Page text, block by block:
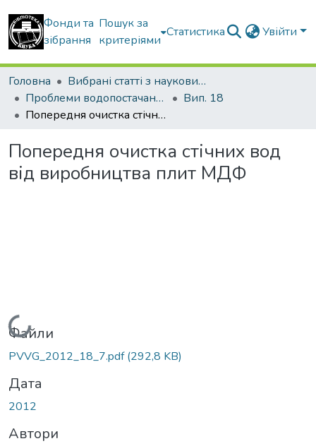
Фонди та
зібрання
Пошук за
критеріями
Статистика Увійти
Головна
Вибрані статті з наукових збірників КНУБА
Проблеми водопостачання, водовідведення та гідравліки
Вип. 18
Попередня очистка стічних вод від виробництва плит МДФ
Попередня очистка стічних вод
від виробництва плит МДФ
Вантажиться...
Файли
PVVG_2012_18_7.pdf(292,8 KB)
Дата
2012
Автори